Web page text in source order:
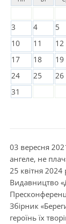
3
4 5
10
11 12
17
18 19
24
25 26
31
03 вересня
ангеле, не
25 квітня
Видавництво
Збірник
героїнь їх